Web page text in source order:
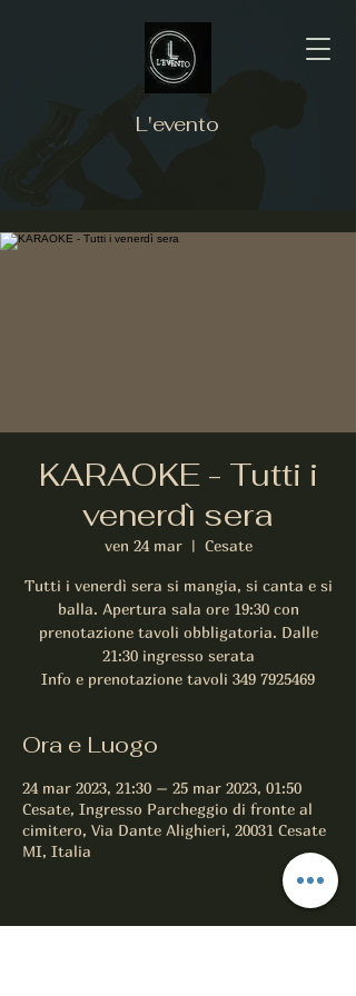
L'evento
KARAOKE - Tutti i
venerdì sera
ven 24 mar
  |
Cesate
Tutti i venerdì sera si mangia, si canta e si
balla. Apertura sala ore 19:30 con
prenotazione tavoli obbligatoria. Dalle
21:30 ingresso serata
Info e prenotazione tavoli 349 7925469
Ora e Luogo
24 mar 2023, 21:30 – 25 mar 2023, 01:50
Cesate, Ingresso Parcheggio di fronte al
cimitero, Via Dante Alighieri, 20031 Cesate
MI, Italia